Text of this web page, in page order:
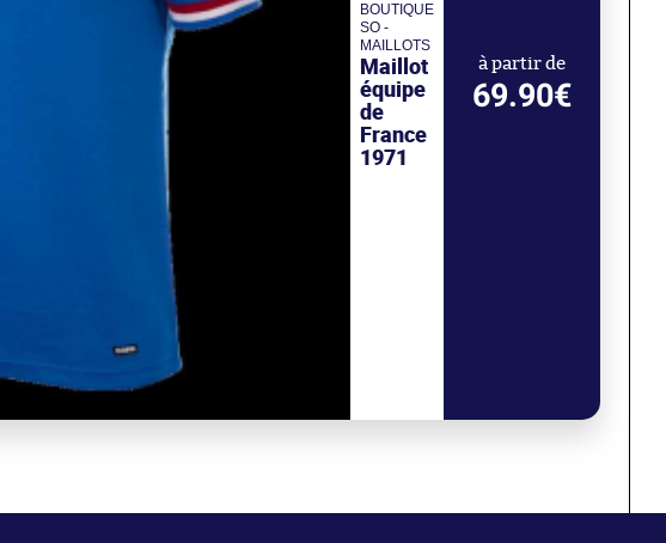
BOUTIQUE
SO -
MAILLOTS
Maillot
équipe
de
France
1971
à partir de
69.90€